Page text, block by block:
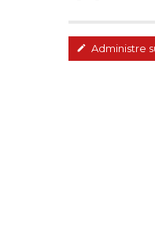
Administre